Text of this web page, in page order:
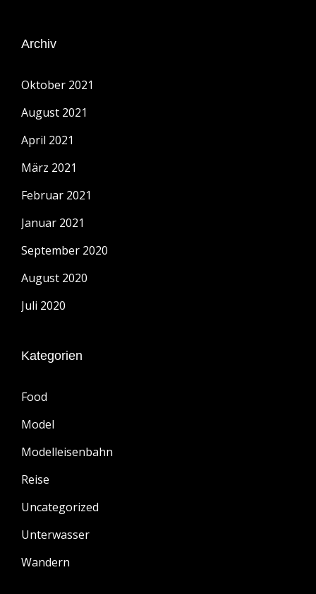
Archiv
Oktober 2021
August 2021
April 2021
März 2021
Februar 2021
Januar 2021
September 2020
August 2020
Juli 2020
Kategorien
Food
Model
Modelleisenbahn
Reise
Uncategorized
Unterwasser
Wandern